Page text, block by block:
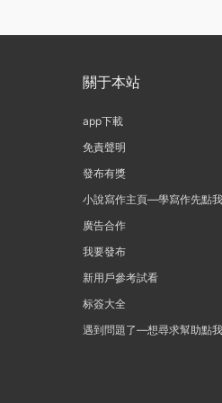
關于本站
app下載
免責聲明
發布有獎
小說寫作主頁—學寫作先點我
廣告合作
我要發布
新用戶參考試看
标簽大全
遇到問題了—想尋求幫助點我